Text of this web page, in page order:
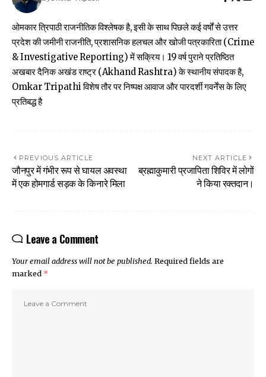
ओमकार त्रिपाठी राजनीतिक विश्लेषक है, इसी के साथ पिछले कई वर्षों से उत्तर
प्रदेश की जमीनी राजनीति, प्रशासनिक हलचल और खोजी पत्रकारिता (Crime
& Investigative Reporting) में सक्रिय। 19 वर्ष पुराने प्रतिष्ठित
अखबार दैनिक अखंड राष्ट्र (Akhand Rashtra) के स्थानीय संपादक है,
Omkar Tripathi विशेष तौर पर निष्पक्ष आवाज और पारदर्शी गवर्नेंस के लिए
प्रतिबद्ध है
PREVIOUS ARTICLE
जौनपुर में गंभीर रूप से घायल अवस्था
में एक होमगार्ड सड़क के किनारे मिला
NEXT ARTICLE
ब्रह्माकुमारी प्रजापिता शिविर में लोगों
ने किया रक्तदान।
Leave a Comment
Your email address will not be published. Required fields are
marked *